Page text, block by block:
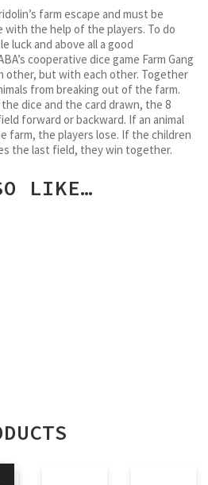
farm escape and must be
the help of the players. To do
luck and above all a good
cooperative dice game Farm Gang
other, but with each other. Together
from breaking out of the farm.
dice and the card drawn, the 8
forward or backward. If an animal
farm, the players lose. If the children
the last field, they win together.
LIKE…